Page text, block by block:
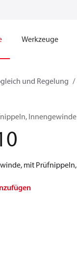
Werkzeuge
und Regelung
Innengewinde
mit